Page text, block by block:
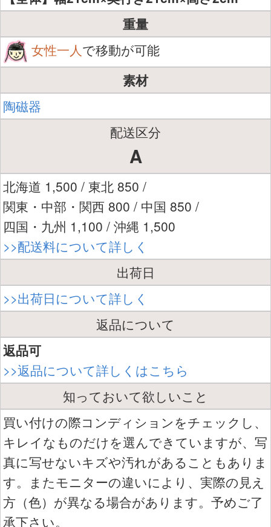
重量
女性一人で移動が可能
素材
陶磁器
配送区分
A
北海道 1,500 / 東北 850 /
関東・中部・関西 800 / 中国 850 /
四国・九州 1,100 / 沖縄 1,500
>>配送料について詳しく
出荷日
>>出荷日について詳しく
返品について
返品可
>>返品について詳しくはこちら
知っておいて欲しいこと
買い付けの際コンディションをチェックし、
キレイなものだけを選んできていますが、写
真に写せないキズや汚れがあることもありま
す。またモニターの違いにより、実際の見え
方（色）が異なる場合があります。予めご了
承下さい。